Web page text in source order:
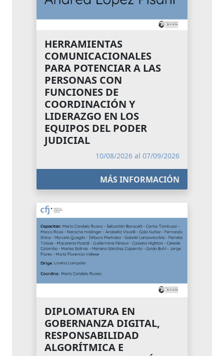
HERRAMIENTAS
COMUNICACIONALES
PARA POTENCIAR A LAS
PERSONAS CON
FUNCIONES DE
COORDINACIÓN Y
LIDERAZGO EN LOS
EQUIPOS DEL PODER
JUDICIAL
10/08/2026 al 07/09/2026
MÁS INFORMACIÓN
DIPLOMATURA EN
GOBERNANZA DIGITAL,
RESPONSABILIDAD
ALGORÍTMICA E